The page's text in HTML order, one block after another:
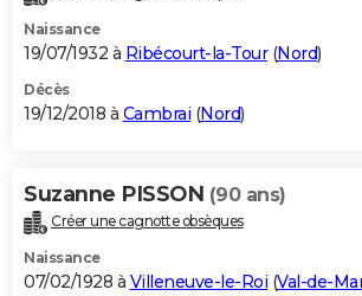
Naissance
19/07/1932 à Ribécourt-la-Tour(Nord)
Décès
19/12/2018 à Cambrai (Nord)
Suzanne PISSON (90 ans)
Créer une cagnotte obsèques
Naissance
07/02/1928 à Villeneuve-le-Roi (Val-de-